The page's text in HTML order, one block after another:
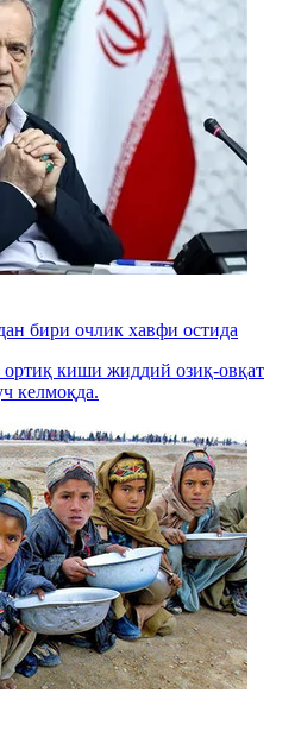
бири очлик хавфи остида
киши жиддий озиқ-овқат
келмоқда.